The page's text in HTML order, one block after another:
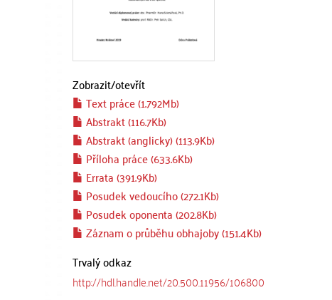
Zobrazit/otevřít
Text práce (1.792Mb)
Abstrakt (116.7Kb)
Abstrakt (anglicky) (113.9Kb)
Příloha práce (633.6Kb)
Errata (391.9Kb)
Posudek vedoucího (272.1Kb)
Posudek oponenta (202.8Kb)
Záznam o průběhu obhajoby (151.4Kb)
Trvalý odkaz
http://hdl.handle.net/20.500.11956/106800